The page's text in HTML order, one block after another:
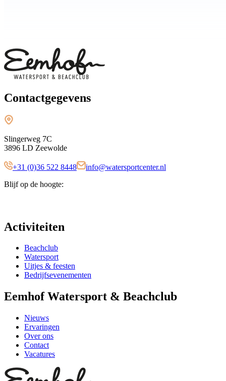
Contactgegevens
Slingerweg 7C
3896 LD Zeewolde
+31 (0)36 522 8448
info@watersportcenter.nl
Blijf op de hoogte:
Activiteiten
Beachclub
Watersport
Uitjes & feesten
Bedrijfsevenementen
Eemhof Watersport & Beachclub
Nieuws
Ervaringen
Over ons
Contact
Vacatures